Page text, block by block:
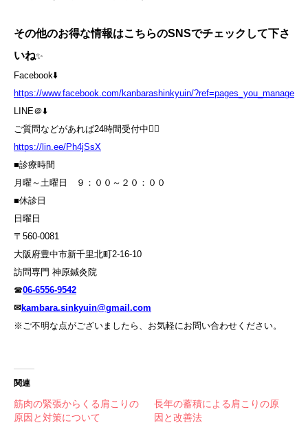
その他のお得な情報はこちらのSNSでチェックして下さ
いね✨
Facebook⬇️
https://www.facebook.com/kanbarashinkyuin/?ref=pages_you_manage
LINE＠⬇️
ご質問などがあれば24時間受付中💁‍♀️
https://lin.ee/Ph4jSsX
■診療時間
月曜～土曜日 ９：００～２０：００
■休診日
日曜日
〒560-0081
大阪府豊中市新千里北町2-16-10
訪問専門 神原鍼灸院
☎06-6556-9542
✉kambara.sinkyuin@gmail.com
※ご不明な点がございましたら、お気軽にお問い合わせください。
関連
筋肉の緊張からくる肩こりの
原因と対策について
長年の蓄積による肩こりの原
因と改善法